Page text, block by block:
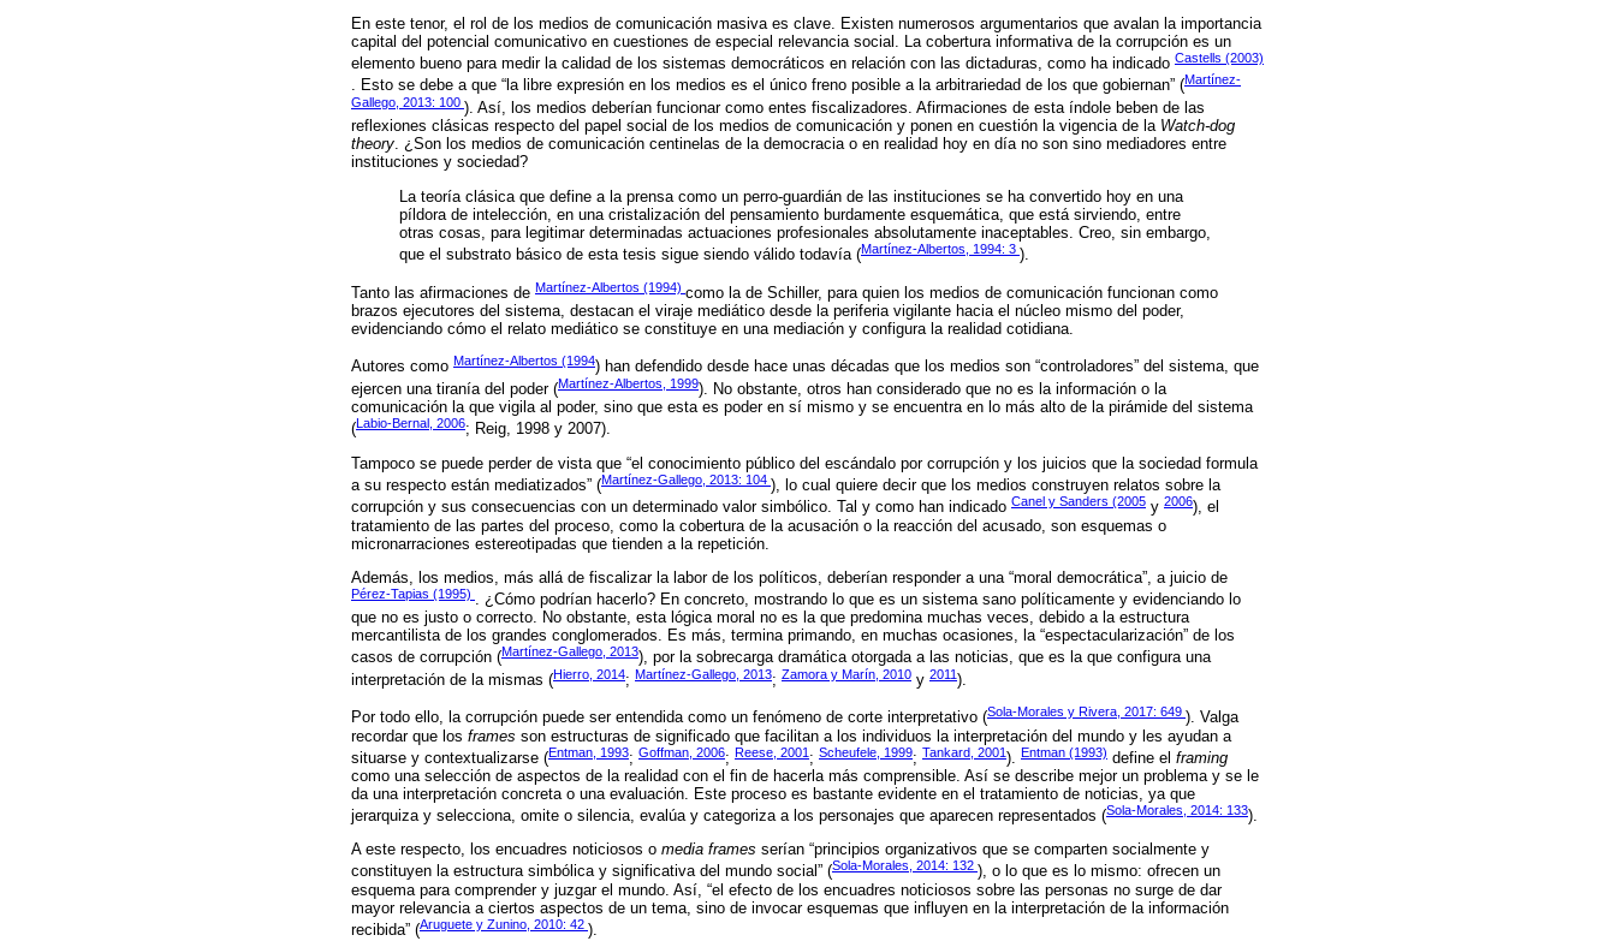
En este tenor, el rol de los medios de comunicación masiva es clave. Existen numerosos argumentarios que avalan la importancia
capital del potencial comunicativo en cuestiones de especial relevancia social. La cobertura informativa de la corrupción es un
elemento bueno para medir la calidad de los sistemas democráticos en relación con las dictaduras, como ha indicado Castells (2003)
. Esto se debe a que “la libre expresión en los medios es el único freno posible a la arbitrariedad de los que gobiernan” (Martínez-
Gallego, 2013: 100 ). Así, los medios deberían funcionar como entes fiscalizadores. Afirmaciones de esta índole beben de las
reflexiones clásicas respecto del papel social de los medios de comunicación y ponen en cuestión la vigencia de la Watch-dog
theory. ¿Son los medios de comunicación centinelas de la democracia o en realidad hoy en día no son sino mediadores entre
instituciones y sociedad?
La teoría clásica que define a la prensa como un perro-guardián de las instituciones se ha convertido hoy en una
píldora de intelección, en una cristalización del pensamiento burdamente esquemática, que está sirviendo, entre
otras cosas, para legitimar determinadas actuaciones profesionales absolutamente inaceptables. Creo, sin embargo,
que el substrato básico de esta tesis sigue siendo válido todavía (Martínez-Albertos, 1994: 3 ).
Tanto las afirmaciones de Martínez-Albertos (1994) como la de Schiller, para quien los medios de comunicación funcionan como
brazos ejecutores del sistema, destacan el viraje mediático desde la periferia vigilante hacia el núcleo mismo del poder,
evidenciando cómo el relato mediático se constituye en una mediación y configura la realidad cotidiana.
Autores como Martínez-Albertos (1994) han defendido desde hace unas décadas que los medios son “controladores” del sistema, que
ejercen una tiranía del poder (Martínez-Albertos, 1999). No obstante, otros han considerado que no es la información o la
comunicación la que vigila al poder, sino que esta es poder en sí mismo y se encuentra en lo más alto de la pirámide del sistema
( Labio-Bernal, 2006; Reig, 1998 y 2007).
Tampoco se puede perder de vista que “el conocimiento público del escándalo por corrupción y los juicios que la sociedad formula
a su respecto están mediatizados” (Martínez-Gallego, 2013: 104 ), lo cual quiere decir que los medios construyen relatos sobre la
corrupción y sus consecuencias con un determinado valor simbólico. Tal y como han indicado Canel y Sanders (2005 y 2006), el
tratamiento de las partes del proceso, como la cobertura de la acusación o la reacción del acusado, son esquemas o
micronarraciones estereotipadas que tienden a la repetición.
Además, los medios, más allá de fiscalizar la labor de los políticos, deberían responder a una “moral democrática”, a juicio de
Pérez-Tapias (1995) . ¿Cómo podrían hacerlo? En concreto, mostrando lo que es un sistema sano políticamente y evidenciando lo
que no es justo o correcto. No obstante, esta lógica moral no es la que predomina muchas veces, debido a la estructura
mercantilista de los grandes conglomerados. Es más, termina primando, en muchas ocasiones, la “espectacularización” de los
casos de corrupción (Martínez-Gallego, 2013), por la sobrecarga dramática otorgada a las noticias, que es la que configura una
interpretación de la mismas (Hierro, 2014; Martínez-Gallego, 2013; Zamora y Marín, 2010 y 2011).
Por todo ello, la corrupción puede ser entendida como un fenómeno de corte interpretativo (Sola-Morales y Rivera, 2017: 649 ). Valga
recordar que los frames son estructuras de significado que facilitan a los individuos la interpretación del mundo y les ayudan a
situarse y contextualizarse (Entman, 1993; Goffman, 2006; Reese, 2001 ; Scheufele, 1999; Tankard, 2001). Entman (1993) define el framing
como una selección de aspectos de la realidad con el fin de hacerla más comprensible. Así se describe mejor un problema y se le
da una interpretación concreta o una evaluación. Este proceso es bastante evidente en el tratamiento de noticias, ya que
jerarquiza y selecciona, omite o silencia, evalúa y categoriza a los personajes que aparecen representados (Sola-Morales, 2014: 133).
A este respecto, los encuadres noticiosos o media frames serían “principios organizativos que se comparten socialmente y
constituyen la estructura simbólica y significativa del mundo social” (Sola-Morales, 2014: 132 ), o lo que es lo mismo: ofrecen un
esquema para comprender y juzgar el mundo. Así, “el efecto de los encuadres noticiosos sobre las personas no surge de dar
mayor relevancia a ciertos aspectos de un tema, sino de invocar esquemas que influyen en la interpretación de la información
recibida” (Aruguete y Zunino, 2010: 42 ).